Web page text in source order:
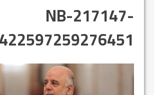
NB-217147-